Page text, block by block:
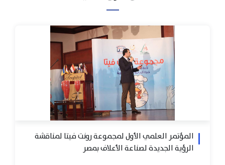
المؤتمر العلمي الأول لمجموعة رونت فيتا لمناقشة
الرؤية الجديدة لصناعة الأعلاف بمصر